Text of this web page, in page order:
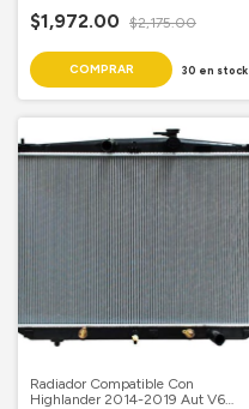
$1,972.00 $2,175.00
30 en stock
Radiador Compatible Con
Highlander 2014-2019 Aut V6